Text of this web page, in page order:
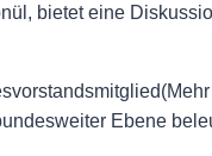
bietet eine
Ebene